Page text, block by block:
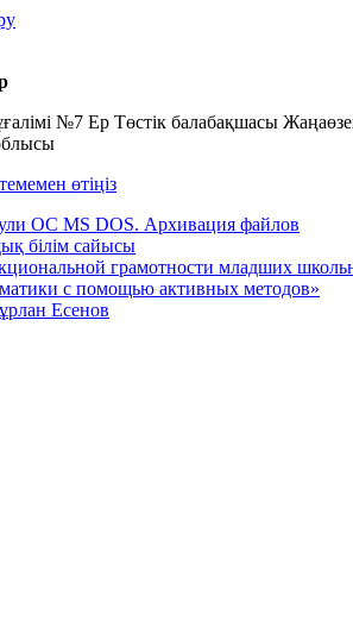
№7 Ер Төстік балабақшасы
өтіңіз
ОС MS DOS. Архивация файлов
білім сайысы
грамотности младших
с помощью активных методов»
Есенов